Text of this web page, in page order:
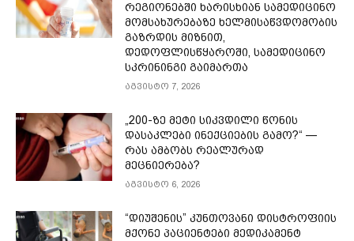
რეგიონებში ხარისხიან სამედიცინო
მომსახურებაზე ხელმისაწვდომობის
გაზრდის მიზნით,
დედოფლისწყაროში, სამედიცინო
სკრინინგი გაიმართა
აგვისტო 7, 2026
„200-ზე მეტი სიკვდილი წონის
დასაკლები ინექციების გამო?“ —
რას ამბობს რეალურად
მეცნიერება?
აგვისტო 6, 2026
“დიუშენის” კუნთოვანი დისტროფიის
მქონე პაციენტები მედიკამენტ